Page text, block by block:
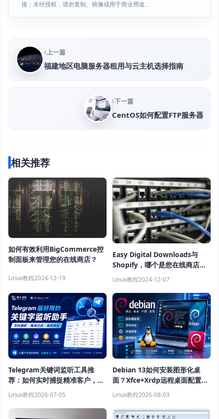
接；未经授权，请勿复制、镜像或用于商业用途。
上一篇
福建地区电脑服务器租用与云主机选择指南
下一篇
CentOS如何配置FTP服务器
相关推荐
如何有效利用BigCommerce控
制面板来管理您的在线商店？
Linux教程2024-12-19
Easy Digital Downloads与
Shopify，哪个是您在线商店的
最佳选择？
Linux教程2024-12-07
Telegram关键词监听工具推
荐：如何实时捕捉精准客户，提
高获客效率？
Linux教程2026-07-05
Debian 13如何安装图形化桌
面？Xfce+Xrdp远程桌面配置教
程
Linux教程2026-08-03